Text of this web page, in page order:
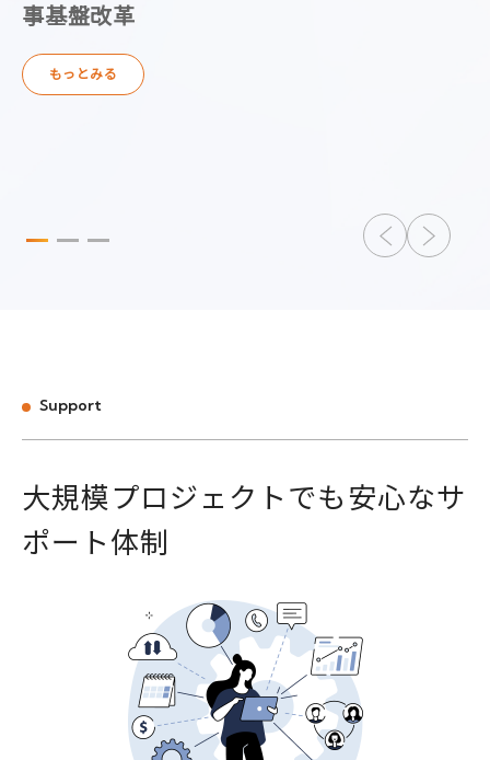
事基盤改革
もっとみる
Support
大規模プロジェ ク ト でも 安心なサ
ポー ト体制